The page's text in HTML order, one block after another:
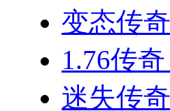
变态传奇
1.76传奇
迷失传奇